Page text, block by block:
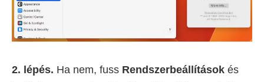
2. lépés. Ha nem, fuss Rendszerbeállítások és